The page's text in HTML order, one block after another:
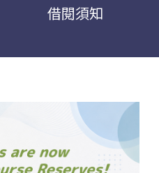
借閱須知